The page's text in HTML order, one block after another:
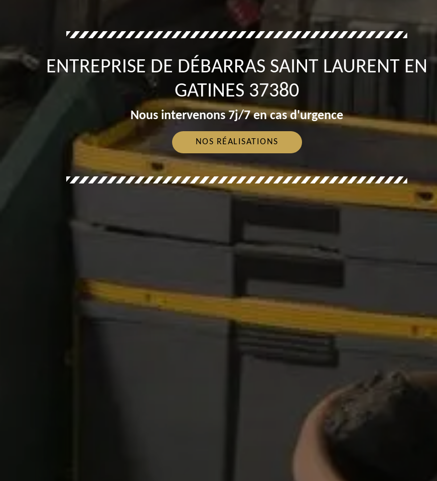
ENTREPRISE DE DÉBARRAS SAINT LAURENT EN
GATINES 37380
Nous intervenons 7j/7 en cas d'urgence
NOS RÉALISATIONS